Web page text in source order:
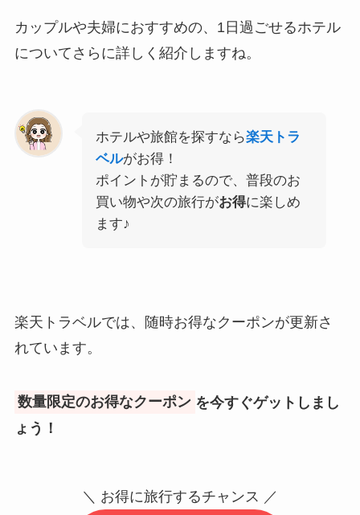
カップルや夫婦におすすめの、1日過ごせるホテル
についてさらに詳しく紹介しますね。
ホテルや旅館を探すなら楽天トラ
ベルがお得！
ポイントが貯まるので、普段のお
買い物や次の旅行がお得に楽しめ
ます♪
楽天トラベルでは、随時お得なクーポンが更新さ
れています。
数量限定のお得なクーポン を今すぐゲットしまし
ょう！
＼ お得に旅行するチャンス ／